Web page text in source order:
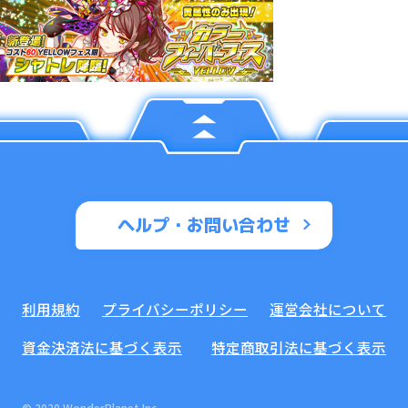
ヘルプ・お問い合わせ
利用規約 プライバシーポリシー
運営会社について
資金決済法に基づく表示
特定商取引法に基づく表示